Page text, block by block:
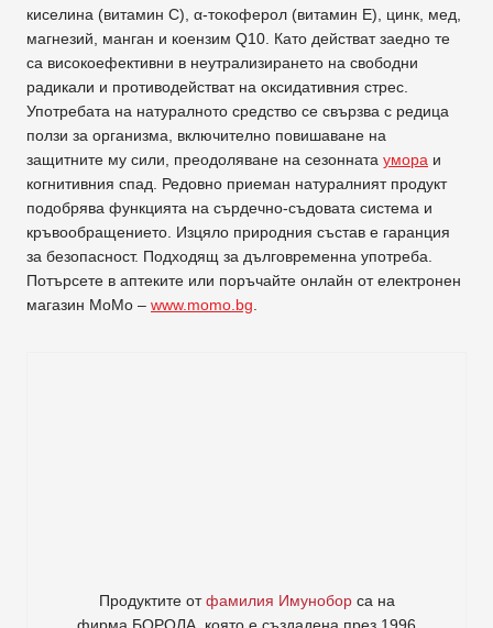
киселина (витамин C), α-токоферол (витамин Е), цинк, мед,
магнезий, манган и коензим Q10. Като действат заедно те
са високоефективни в неутрализирането на свободни
радикали и противодействат на оксидативния стрес.
Употребата на натуралното средство се свързва с редица
ползи за организма, включително повишаване на
защитните му сили, преодоляване на сезонната умора и
когнитивния спад. Редовно приеман натуралният продукт
подобрява функцията на сърдечно-съдовата система и
кръвообращението. Изцяло природния състав е гаранция
за безопасност. Подходящ за дълговременна употреба.
Потърсете в аптеките или поръчайте онлайн от електронен
магазин МоМо – www.momo.bg
Продуктите отфамилия Имуноборса на
фирма БОРОЛА , която е създадена през 1996